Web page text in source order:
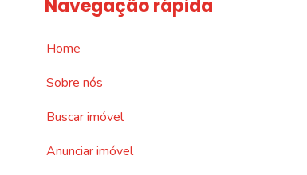
Navegação rápida
Home
Sobre nós
Buscar imóvel
Anunciar imóvel